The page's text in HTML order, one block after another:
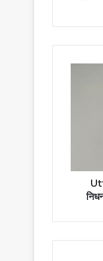
उत्तराखंड
का